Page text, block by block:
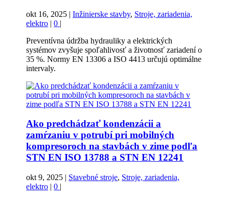
okt 16, 2025 |Inžinierske stavby, Stroje, zariadenia,
elektro |0 |
Preventívna údržba hydrauliky a elektrických
systémov zvyšuje spoľahlivosť a životnosť zariadení o
35 %. Normy EN 13306 a ISO 4413 určujú optimálne
intervaly.
Ako predchádzať kondenzácii a
zamŕzaniu v potrubí pri mobilných
kompresoroch na stavbách v zime podľa
STN EN ISO 13788 a STN EN 12241
okt 9, 2025 | Stavebné stroje, Stroje, zariadenia,
elektro |0 |